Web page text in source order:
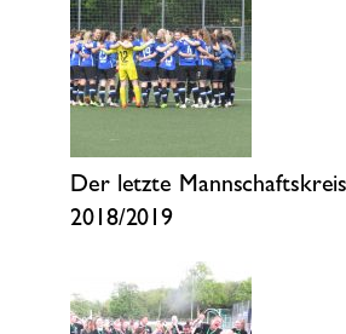
Der letzte
2018/2019